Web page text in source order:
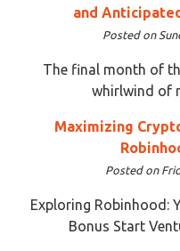
and
Posted on
The final month of
whirlwind of
Maximizing
Posted on
Exploring Robinhood:
Bonus Start